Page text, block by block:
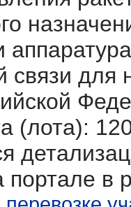
связи
(лота):
в